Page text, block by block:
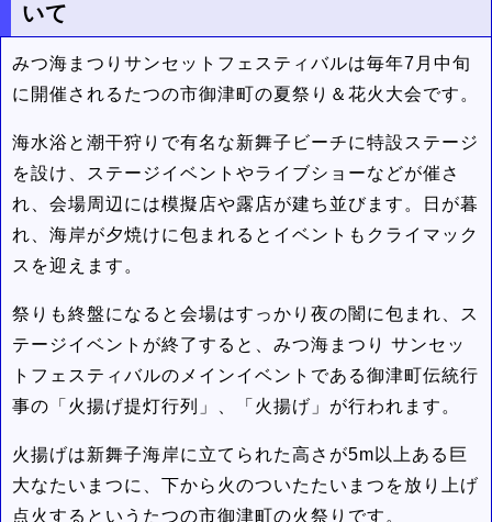
いて
みつ海まつりサンセットフェスティバルは毎年7月中旬
に開催されるたつの市御津町の夏祭り＆花火大会です。
海水浴と潮干狩りで有名な新舞子ビーチに特設ステージ
を設け、ステージイベントやライブショーなどが催さ
れ、会場周辺には模擬店や露店が建ち並びます。日が暮
れ、海岸が夕焼けに包まれるとイベントもクライマック
スを迎えます。
祭りも終盤になると会場はすっかり夜の闇に包まれ、ス
テージイベントが終了すると、みつ海まつり サンセッ
トフェスティバルのメインイベントである御津町伝統行
事の「火揚げ提灯行列」、「火揚げ」が行われます。
火揚げは新舞子海岸に立てられた高さが5m以上ある巨
大なたいまつに、下から火のついたたいまつを放り上げ
点火するというたつの市御津町の火祭りです。